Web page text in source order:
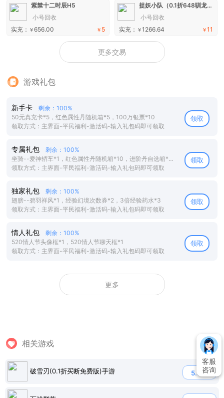
紫禁十二时辰H5
小号回收
￥ 5
实充： ￥656.00
捉妖小队（0.1折648驯龙免费版）H5
小号回收
￥11
实充： ￥1266.64
更多交易
游戏礼包
新手卡
剩余：100%
50元真充卡*5，红色属性丹随机箱*5，100万银票*10
领取方式：主界面-平民福利-激活码-输入礼包码即可领取
领取
专属礼包
剩余：100%
坐骑--爱神轿车*1，红色属性丹随机箱*10，进阶丹自选箱*100
领取方式：主界面-平民福利-激活码-输入礼包码即可领取
领取
独家礼包
剩余：100%
翅膀--碧羽祥风*1，经验幻境次数券*2，3倍经验药水*3
领取方式：主界面-平民福利-激活码-输入礼包码即可领取
领取
情人礼包
剩余：100%
520情人节头像框*1，520情人节聊天框*1
领取方式：主界面-平民福利-激活码-输入礼包码即可领取
领取
更多
相关游戏
破雪刃(0.1折买断免费版)手游 5.0折
客服
咨询